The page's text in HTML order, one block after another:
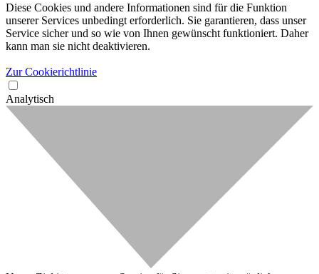
Diese Cookies und andere Informationen sind für die Funktion
unserer Services unbedingt erforderlich. Sie garantieren, dass unser
Service sicher und so wie von Ihnen gewünscht funktioniert. Daher
kann man sie nicht deaktivieren.
Zur Cookierichtlinie
Analytisch